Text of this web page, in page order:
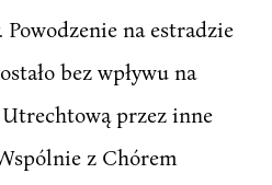
na estradzie
bez wpływu na
przez inne
z Chórem